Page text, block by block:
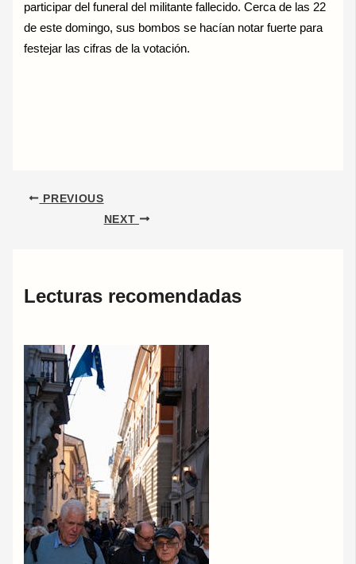
participar del funeral del militante fallecido. Cerca de las 22
de este domingo, sus bombos se hacían notar fuerte para
festejar las cifras de la votación.
PREVIOUS
NEXT
Lecturas recomendadas